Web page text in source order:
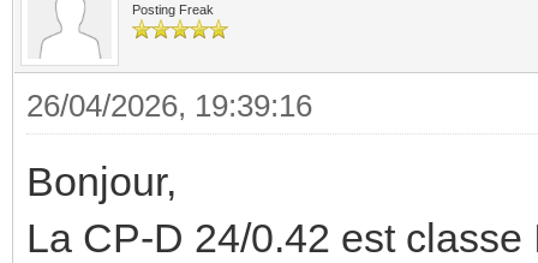
Posting Freak
26/04/2026, 19:39:16
Bonjour,
La CP-D 24/0.42 est